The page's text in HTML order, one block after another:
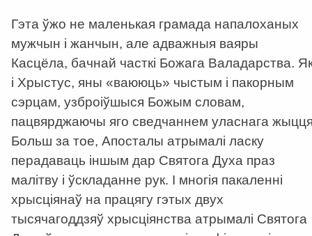
Гэта ўжо не маленькая грамада напалоханых
мужчын і жанчын, але адважныя ваяры
Касцёла, бачнай часткі Божага Валадарства.
і Хрыстус, яны «ваююць» чыстым і пакорным
сэрцам, узброіўшыся Божым словам,
пацвярджаючы яго сведчаннем уласнага
Больш за тое, Апосталы атрымалі ласку
перадаваць іншым дар Святога Духа праз
малітву і ўскладанне рук. І многія пакаленні
хрысціянаў на працягу гэтых двух
тысячагоддзяў хрысціянства атрымалі Святога